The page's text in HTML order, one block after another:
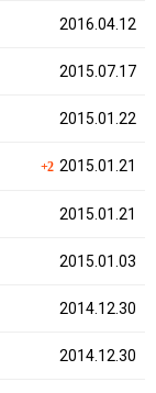
2016.04.12
2015.07.17
2015.01.22
+22015.01.21
2015.01.21
2015.01.03
2014.12.30
2014.12.30